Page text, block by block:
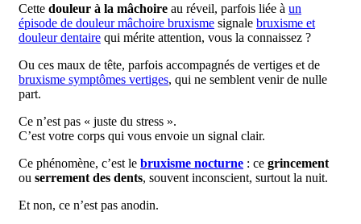
Cette douleur à la mâchoire au réveil, parfois liée à un
épisode de douleur mâchoire bruxisme signale bruxisme et
douleur dentaire qui mérite attention, vous la connaissez ?
Ou ces maux de tête, parfois accompagnés de vertiges et de
bruxisme symptômes vertiges, qui ne semblent venir de nulle
part.
Ce n’est pas « juste du stress ».
C’est votre corps qui vous envoie un signal clair.
Ce phénomène, c’est le bruxisme nocturne : ce grincement
ou serrement des dents, souvent inconscient, surtout la nuit.
Et non, ce n’est pas anodin.